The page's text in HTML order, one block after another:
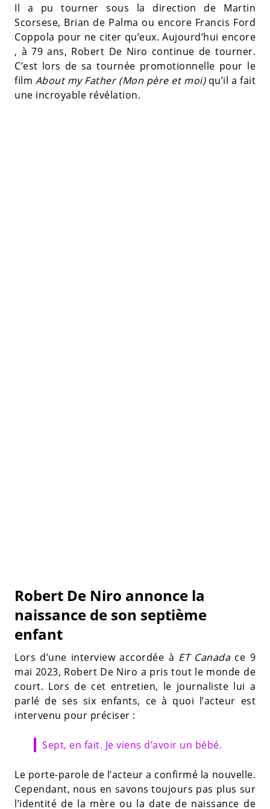
Il a pu tourner sous la direction de Martin
Scorsese, Brian de Palma ou encore Francis Ford
Coppola pour ne citer qu’eux. Aujourd’hui encore
, à 79 ans, Robert De Niro continue de tourner.
C’est lors de sa tournée promotionnelle pour le
film About my Father (Mon père et moi)qu’il a fait
une incroyable révélation.
Robert De Niro annonce la
naissance de son septième
enfant
Lors d’une interview accordée à ET Canadace 9
mai 2023, Robert De Niro a pris tout le monde de
court. Lors de cet entretien, le journaliste lui a
parlé de ses six enfants, ce à quoi l’acteur est
intervenu pour préciser :
Sept, en fait. Je viens d’avoir un bébé.
Le porte-parole de l’acteur a confirmé la nouvelle.
Cependant, nous en savons toujours pas plus sur
l’identité de la mère ou la date de naissance de